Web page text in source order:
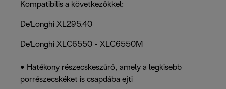
Kompatibilis a következőkkel:
De'Longhi XL295.40
De'Longhi XLC6550 - XLC6550M
• Hatékony részecskeszűrő, amely a legkisebb
porrészecskéket is csapdába ejti